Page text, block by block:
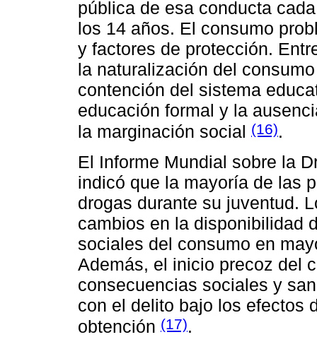
pública de esa conducta
los 14 años. El consumo
y factores de protección.
la naturalización del
contención del sistema
educación formal y la
la marginación social (16).
El Informe Mundial sobre la
indicó que la mayoría de las
drogas durante su juventud.
cambios en la disponibilidad
sociales del consumo en
Además, el inicio precoz del
consecuencias sociales y
con el delito bajo los efectos
obtención (17).